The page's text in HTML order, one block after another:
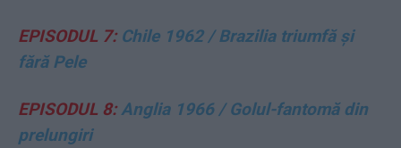
EPISODUL 7:Chile 1962 / Brazilia triumfă și
fără Pele
EPISODUL 8:Anglia 1966 / Golul-fantomă din
prelungiri